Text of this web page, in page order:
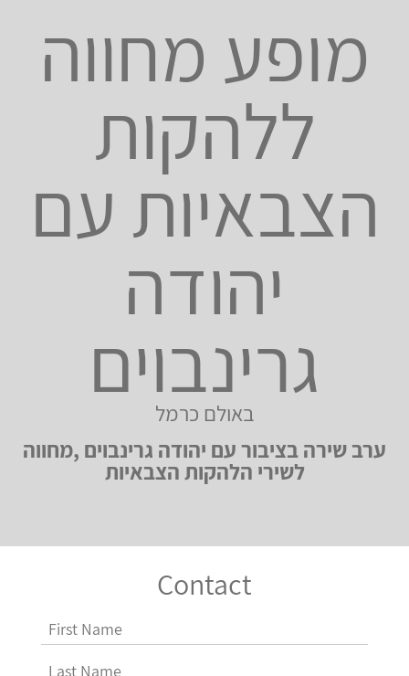
מופע מחווה
ללהקות
הצבאיות עם
יהודה
גרינבוים
באולם כרמל
ערב שירה בציבור עם יהודה גרינבוים ,מחווה
לשירי הלהקות הצבאיות
Contact